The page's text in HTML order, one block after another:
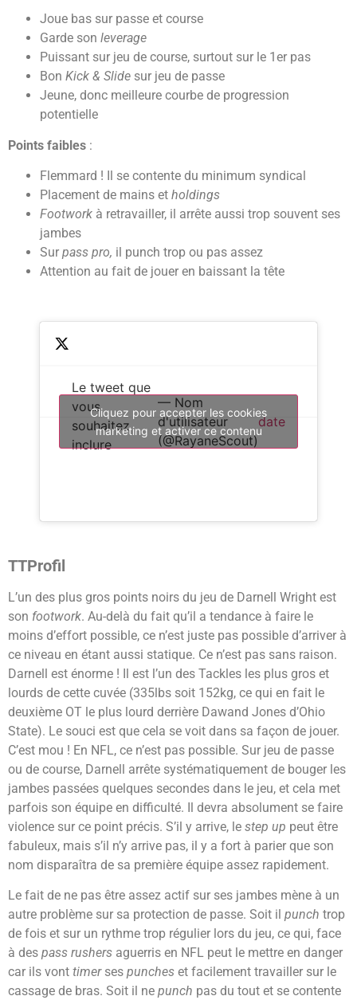
Joue bas sur passe et course
Garde son leverage
Puissant sur jeu de course, surtout sur le 1er pas
Bon Kick & Slide sur jeu de passe
Jeune, donc meilleure courbe de progression
potentielle
Points faibles :
Flemmard ! Il se contente du minimum syndical
Placement de mains et holdings
Footwork à retravailler, il arrête aussi trop souvent ses
jambes
Sur pass pro, il punch trop ou pas assez
Attention au fait de jouer en baissant la tête
Le tweet que
vous
souhaitez
inclure
— Nom
d'utilisateur
(@RayaneScout)
date
Cliquez pour accepter les cookies
marketing et activer ce contenu
TTProfil
L’un des plus gros points noirs du jeu de Darnell Wright est
son footwork. Au-delà du fait qu’il a tendance à faire le
moins d’effort possible, ce n’est juste pas possible d’arriver à
ce niveau en étant aussi statique. Ce n’est pas sans raison.
Darnell est énorme ! Il est l’un des Tackles les plus gros et
lourds de cette cuvée (335lbs soit 152kg, ce qui en fait le
deuxième OT le plus lourd derrière Dawand Jones d’Ohio
State). Le souci est que cela se voit dans sa façon de jouer.
C’est mou ! En NFL, ce n’est pas possible. Sur jeu de passe
ou de course, Darnell arrête systématiquement de bouger les
jambes passées quelques secondes dans le jeu, et cela met
parfois son équipe en difficulté. Il devra absolument se faire
violence sur ce point précis. S’il y arrive, le step up peut être
fabuleux, mais s’il n’y arrive pas, il y a fort à parier que son
nom disparaîtra de sa première équipe assez rapidement.
Le fait de ne pas être assez actif sur ses jambes mène à un
autre problème sur sa protection de passe. Soit il punch trop
de fois et sur un rythme trop régulier lors du jeu, ce qui, face
à des pass rushers aguerris en NFL peut le mettre en danger
car ils vont timerses punches et facilement travailler sur le
cassage de bras. Soit il ne punch pas du tout et se contente